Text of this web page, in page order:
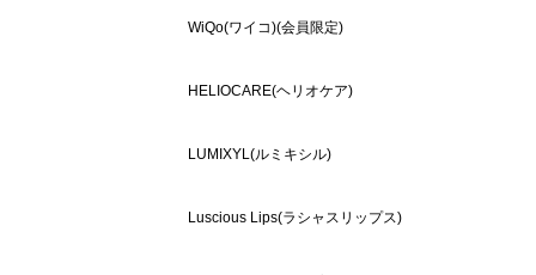
WiQo(ワイコ)(会員限定)
HELIOCARE(ヘリオケア)
LUMIXYL(ルミキシル)
Luscious Lips(ラシャスリップス)